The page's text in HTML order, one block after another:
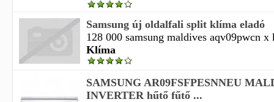
Samsung új oldalfali split klíma eladó
128 000 samsung maldives aqv09pwcn
Klíma
SAMSUNG AR09FSFPESNNEU
INVERTER hűtő fűtő ...